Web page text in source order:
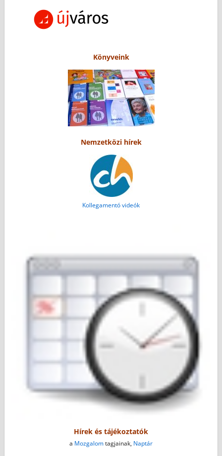
Könyveink
Nemzetközi hírek
Kollegamentó videók
Hírek és tájékoztatók
a Mozgalomtagjainak, Naptár